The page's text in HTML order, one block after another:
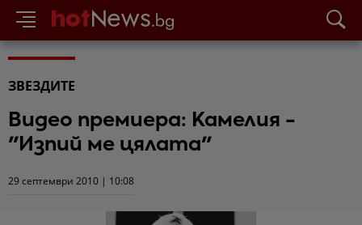
ЗВЕЗДИТЕ
Видео премиера: Камелия -
"Изпий ме цялата"
29 септември 2010 | 10:08